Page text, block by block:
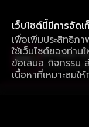
เว็บไซต์นี้มีการจัด
เพื่อเพิ่มประสิทธิภ
ใช้เว็บไซต์ของท่า
ข้อเสนอ กิจกรรม
เนื้อหาที่เหมาะสมใ
ใช้งานแอป ลื่
ดาวน์โหลดแอป